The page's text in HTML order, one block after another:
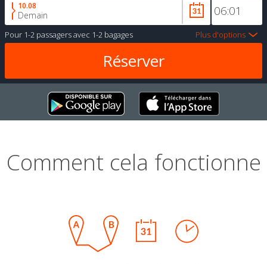
10.08
Demain
Pour 1-2 passagersavec 1-2 bagages Plus d'options
Comment cela fonctionne